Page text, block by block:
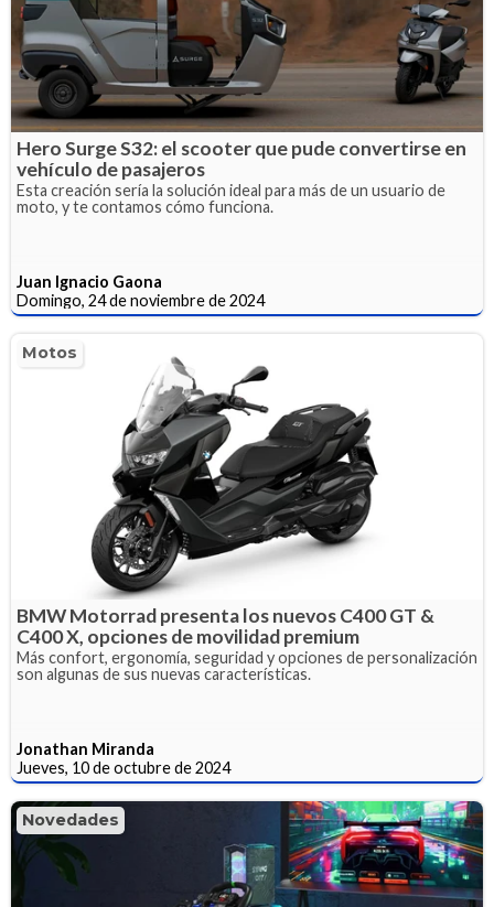
Hero Surge S32: el scooter que pude convertirse en
vehículo de pasajeros
Esta creación sería la solución ideal para más de un usuario de
moto, y te contamos cómo funciona.
Juan Ignacio Gaona
Domingo, 24 de noviembre de 2024
Motos
BMW Motorrad presenta los nuevos C400 GT &
C400 X, opciones de movilidad premium
Más confort, ergonomía, seguridad y opciones de personalización
son algunas de sus nuevas características.
Jonathan Miranda
Jueves, 10 de octubre de 2024
Novedades